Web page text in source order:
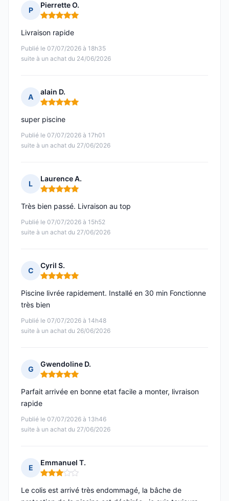
P
Pierrette O.
Note : 5 sur 5
Publié le 07/07/2026 à 18h35
suite à un achat du 24/06/2026
Livraison rapide
A
alain D.
Note : 5 sur 5
Publié le 07/07/2026 à 17h01
suite à un achat du 27/06/2026
super piscine
L
Laurence A.
Note : 5 sur 5
Publié le 07/07/2026 à 15h52
suite à un achat du 27/06/2026
Très bien passé. Livraison au top
C
Cyril S.
Note : 5 sur 5
Publié le 07/07/2026 à 14h48
suite à un achat du 26/06/2026
Piscine livrée rapidement. Installé en 30 min Fonctionne
très bien
G
Gwendoline D.
Note : 5 sur 5
Publié le 07/07/2026 à 13h46
suite à un achat du 27/06/2026
Parfait arrivée en bonne etat facile a monter, livraison
rapide
E
Emmanuel T.
Note : 3 sur 5
Le colis est arrivé très endommagé, la bâche de